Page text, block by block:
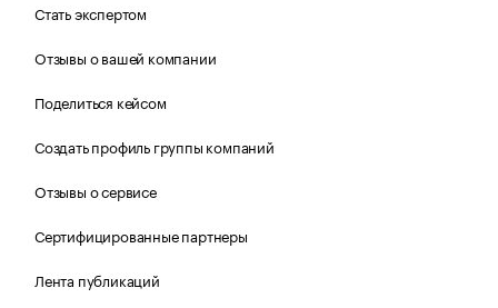
Стать экспертом
Отзывы о вашей компании
Поделиться кейсом
Создать профиль группы компаний
Отзывы о сервисе
Сертифицированные партнеры
Лента публикаций